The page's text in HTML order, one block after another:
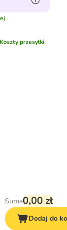
przesyłki.
Suma0,00 zł
Dodaj do